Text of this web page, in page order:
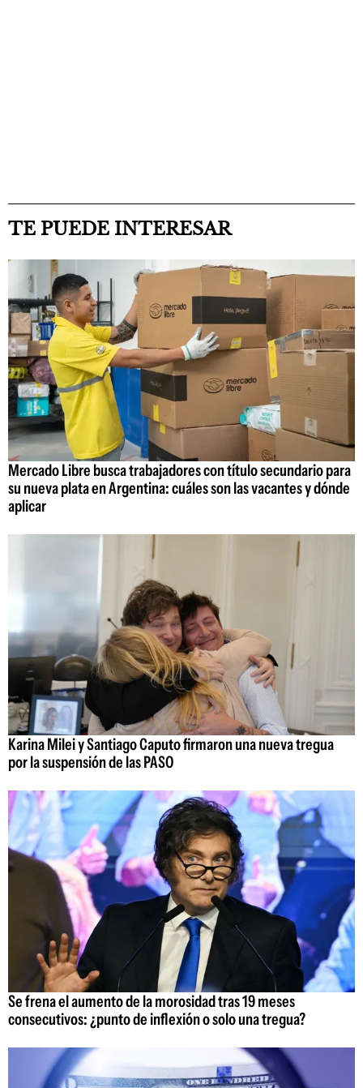
TE PUEDE INTERESAR
Mercado Libre busca trabajadores con título secundario para
su nueva plata en Argentina: cuáles son las vacantes y dónde
aplicar
Karina Milei y Santiago Caputo firmaron una nueva tregua
por la suspensión de las PASO
Se frena el aumento de la morosidad tras 19 meses
consecutivos: ¿punto de inflexión o solo una tregua?